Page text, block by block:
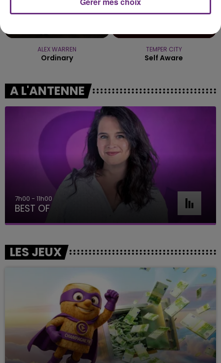
ALEX WARREN
Ordinary
TEMPER CITY
Self Aware
A L'ANTENNE
7h00 - 11h00
BEST OF
LES JEUX